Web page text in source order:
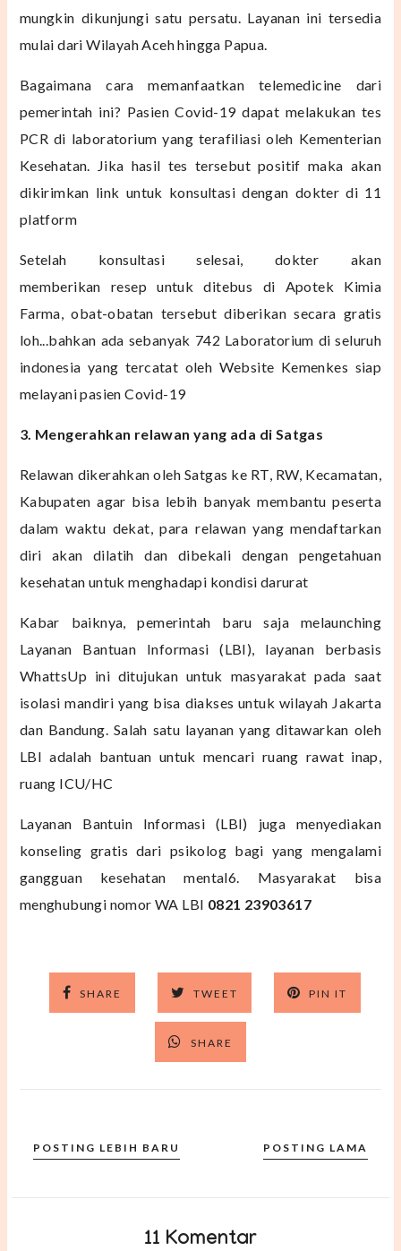
mungkin dikunjungi satu persatu. Layanan ini tersedia
mulai dari Wilayah Aceh hingga Papua.
Bagaimana cara memanfaatkan telemedicine dari
pemerintah ini? Pasien Covid-19 dapat melakukan tes
PCR di laboratorium yang terafiliasi oleh Kementerian
Kesehatan. Jika hasil tes tersebut positif maka akan
dikirimkan link untuk konsultasi dengan dokter di 11
platform
Setelah konsultasi selesai, dokter akan
memberikan resep untuk ditebus di Apotek Kimia
Farma, obat-obatan tersebut diberikan secara gratis
loh...bahkan ada sebanyak 742 Laboratorium di seluruh
indonesia yang tercatat oleh Website Kemenkes siap
melayani pasien Covid-19
3. Mengerahkan relawan yang ada di Satgas
Relawan dikerahkan oleh Satgas ke RT, RW, Kecamatan,
Kabupaten agar bisa lebih banyak membantu peserta
dalam waktu dekat, para relawan yang mendaftarkan
diri akan dilatih dan dibekali dengan pengetahuan
kesehatan untuk menghadapi kondisi darurat
Kabar baiknya, pemerintah baru saja melaunching
Layanan Bantuan Informasi (LBI), layanan berbasis
WhattsUp ini ditujukan untuk masyarakat pada saat
isolasi mandiri yang bisa diakses untuk wilayah Jakarta
dan Bandung. Salah satu layanan yang ditawarkan oleh
LBI adalah bantuan untuk mencari ruang rawat inap,
ruang ICU/HC
Layanan Bantuin Informasi (LBI) juga menyediakan
konseling gratis dari psikolog bagi yang mengalami
gangguan kesehatan mental6. Masyarakat bisa
menghubungi nomor WA LBI 0821 23903617
SHARE TWEET PIN IT
SHARE
POSTING LEBIH BARU POSTING LAMA
11 Komentar